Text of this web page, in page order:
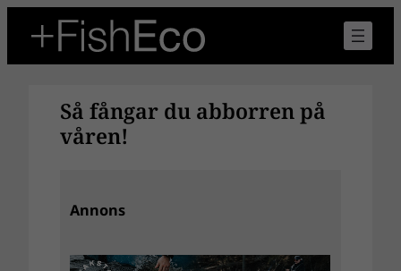
innehåll
Så fångar du abborren på
våren!
Annons